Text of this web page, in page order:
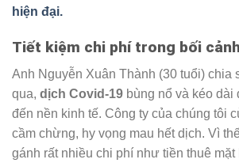
hiện đại.
Tiết kiệm chi phí trong bối
Anh Nguyễn Xuân Thành (30 tuổi) chia
qua, dịch Covid-19 bùng nổ và kéo
đến nền kinh tế. Công ty của chúng tôi
cầm chừng, hy vọng mau hết dịch. Vì
gánh rất nhiều chi phí như tiền thuê mặt